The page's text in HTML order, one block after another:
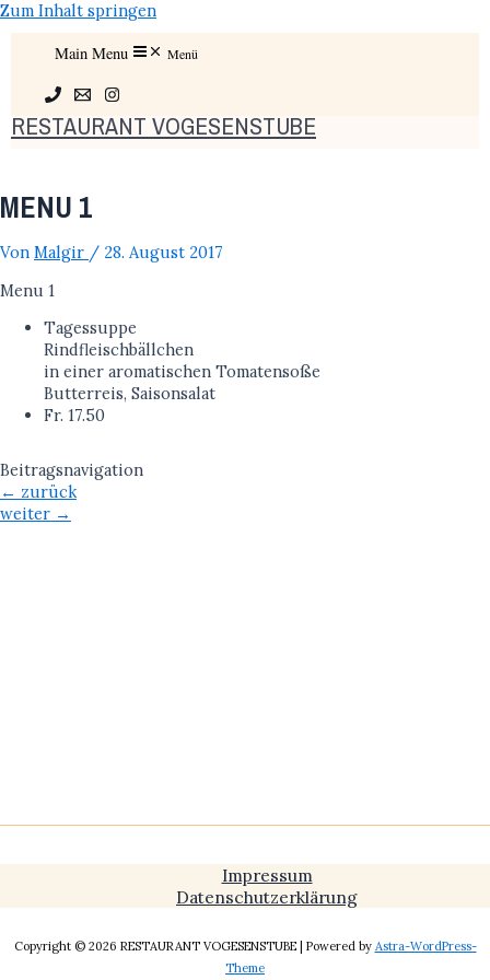
Zum Inhalt springen
Main Menu Menü
RESTAURANT VOGESENSTUBE
MENU 1
Von Malgir / 28. August 2017
Menu 1
Tagessuppe
Rindfleischbällchen
in einer aromatischen Tomatensoße
Butterreis, Saisonsalat
Fr. 17.50
Beitragsnavigation
← zurück
weiter →
Impressum
Datenschutzerklärung
Copyright © 2026 RESTAURANT VOGESENSTUBE | Powered by Astra-WordPress-
Theme